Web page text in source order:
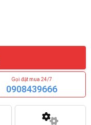
Gọi đặt mua 24/7
0908439666